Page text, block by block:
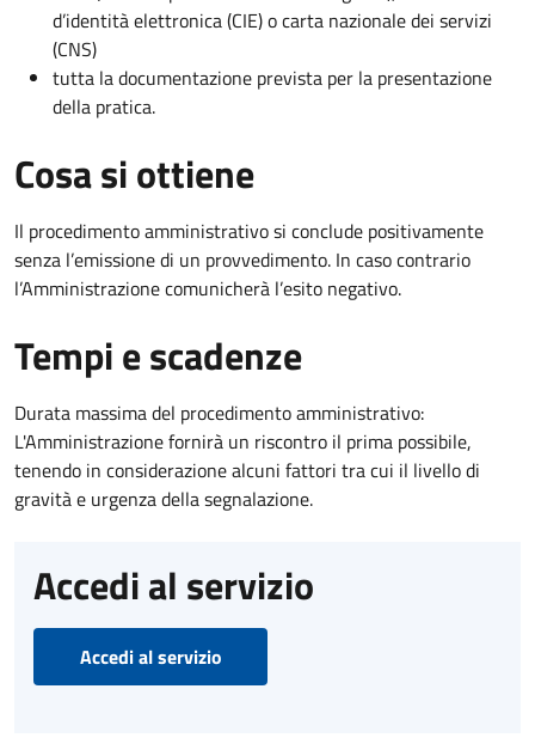
d’identità elettronica (CIE) o carta nazionale dei servizi
(CNS)
tutta la documentazione prevista per la presentazione
della pratica.
Cosa si ottiene
Il procedimento amministrativo si conclude positivamente
senza l’emissione di un provvedimento. In caso contrario
l’Amministrazione comunicherà l’esito negativo.
Tempi e scadenze
Durata massima del procedimento amministrativo:
L'Amministrazione fornirà un riscontro il prima possibile,
tenendo in considerazione alcuni fattori tra cui il livello di
gravità e urgenza della segnalazione.
Accedi al servizio
Accedi al servizio